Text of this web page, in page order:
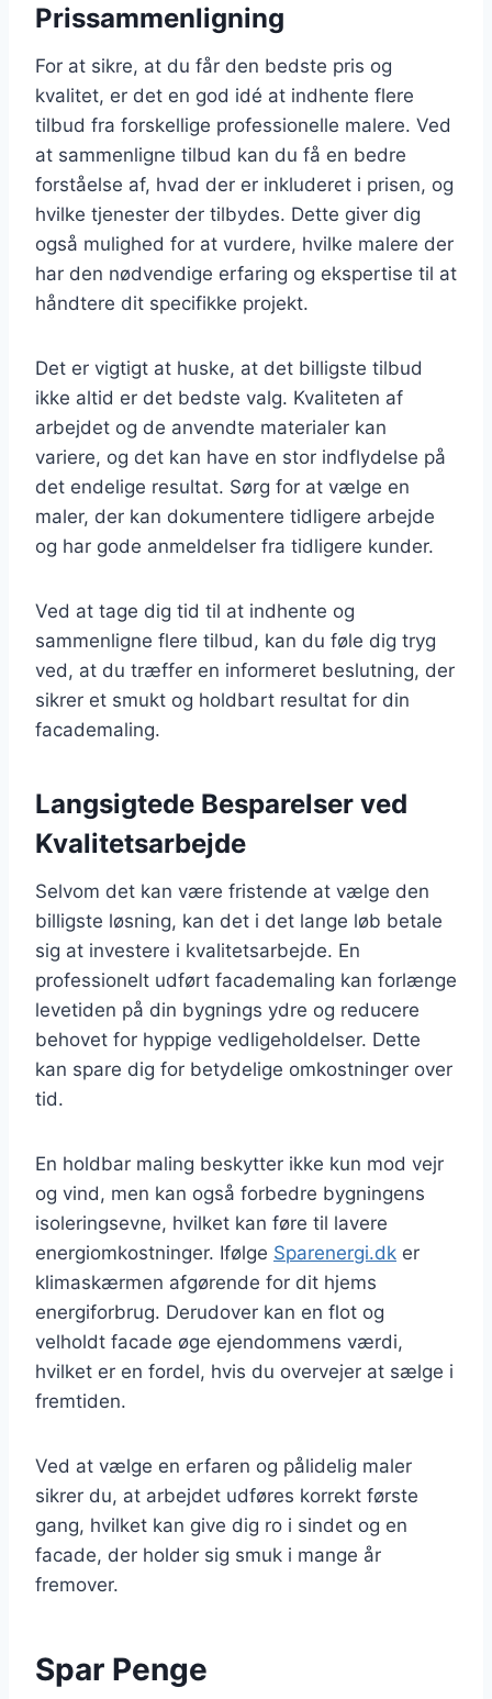
Prissammenligning
For at sikre, at du får den bedste pris og
kvalitet, er det en god idé at indhente flere
tilbud fra forskellige professionelle malere. Ved
at sammenligne tilbud kan du få en bedre
forståelse af, hvad der er inkluderet i prisen, og
hvilke tjenester der tilbydes. Dette giver dig
også mulighed for at vurdere, hvilke malere der
har den nødvendige erfaring og ekspertise til at
håndtere dit specifikke projekt.
Det er vigtigt at huske, at det billigste tilbud
ikke altid er det bedste valg. Kvaliteten af
arbejdet og de anvendte materialer kan
variere, og det kan have en stor indflydelse på
det endelige resultat. Sørg for at vælge en
maler, der kan dokumentere tidligere arbejde
og har gode anmeldelser fra tidligere kunder.
Ved at tage dig tid til at indhente og
sammenligne flere tilbud, kan du føle dig tryg
ved, at du træffer en informeret beslutning, der
sikrer et smukt og holdbart resultat for din
facademaling.
Langsigtede Besparelser ved
Kvalitetsarbejde
Selvom det kan være fristende at vælge den
billigste løsning, kan det i det lange løb betale
sig at investere i kvalitetsarbejde. En
professionelt udført facademaling kan forlænge
levetiden på din bygnings ydre og reducere
behovet for hyppige vedligeholdelser. Dette
kan spare dig for betydelige omkostninger over
tid.
En holdbar maling beskytter ikke kun mod vejr
og vind, men kan også forbedre bygningens
isoleringsevne, hvilket kan føre til lavere
energiomkostninger. Ifølge Sparenergi.dk er
klimaskærmen afgørende for dit hjems
energiforbrug. Derudover kan en flot og
velholdt facade øge ejendommens værdi,
hvilket er en fordel, hvis du overvejer at sælge i
fremtiden.
Ved at vælge en erfaren og pålidelig maler
sikrer du, at arbejdet udføres korrekt første
gang, hvilket kan give dig ro i sindet og en
facade, der holder sig smuk i mange år
fremover.
Spar Penge